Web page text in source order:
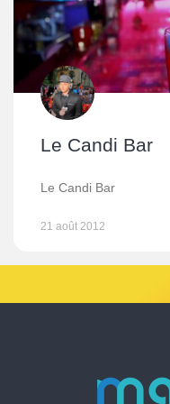
Le Candi Bar
Le Candi Bar
21 août 2012